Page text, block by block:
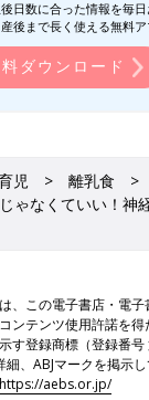
日数に合った情報を毎日
後まで長く使える無料ア
ダウンロード
児 離乳食
ゃなくていい！神
、この電子書店・電子
ンテンツ使用許諾を
す登録商標（登録番号
細、ABJマークを掲示
https://aebs.or.jp/